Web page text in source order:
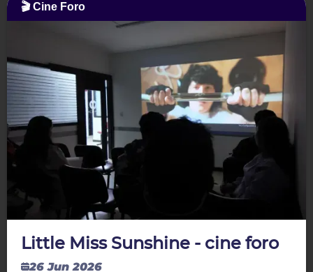
🎬 Cine Foro
Little Miss Sunshine - cine foro
26 Jun 2026